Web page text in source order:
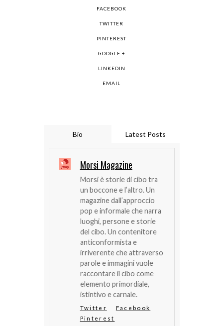
FACEBOOK
TWITTER
PINTEREST
GOOGLE +
LINKEDIN
EMAIL
Bio Latest Posts
Morsi Magazine
Morsi è storie di cibo tra
un boccone e l’altro. Un
magazine dall’approccio
pop e informale che narra
luoghi, persone e storie
del cibo. Un contenitore
anticonformista e
irriverente che attraverso
parole e immagini vuole
raccontare il cibo come
elemento primordiale,
istintivo e carnale.
Twitter
Facebook
Pinterest